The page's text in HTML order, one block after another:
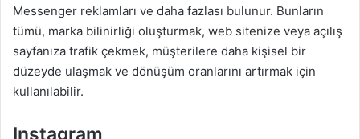
Messenger reklamları ve daha fazlası bulunur. Bunların
tümü, marka bilinirliği oluşturmak, web sitenize veya açılış
sayfanıza trafik çekmek, müşterilere daha kişisel bir
düzeyde ulaşmak ve dönüşüm oranlarını artırmak için
kullanılabilir.
Instagram